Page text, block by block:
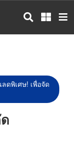
ดพิเศษ! เพื่อจัด